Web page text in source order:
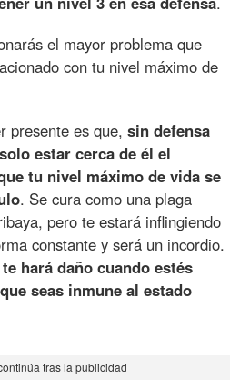
el mayor problema que
con tu nivel máximo de
presente es que,sin defensa
estar cerca de él el
tu nivel máximo de vida se
. Se cura como una plaga
pero te estará inflingiendo
constante y será un incordio.
hará daño cuando estés
seas inmune al estado